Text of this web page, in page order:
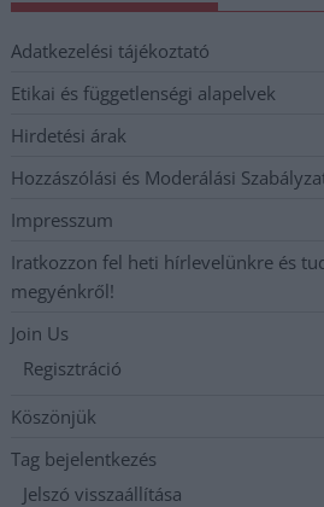
Adatkezelési tájékoztató
Etikai és függetlenségi alapelvek
Hirdetési árak
Hozzászólási és Moderálási
Impresszum
Iratkozzon fel heti hírlevelünkre és
megyénkről!
Join Us
Regisztráció
Köszönjük
Tag bejelentkezés
Jelszó visszaállítása